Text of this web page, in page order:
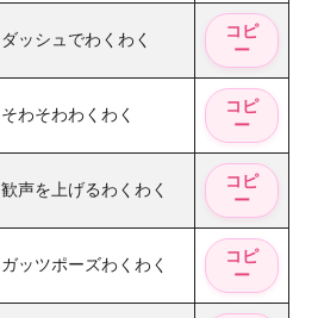
ダッシュでわくわく
そわそわわくわく
歓声を上げるわくわく
ガッツポーズわくわく